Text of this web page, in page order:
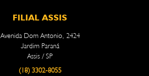
FILIAL ASSIS
Avenida Dom Antonio, 2424
Jardim Paraná
Assis / SP
(18) 3302-8055